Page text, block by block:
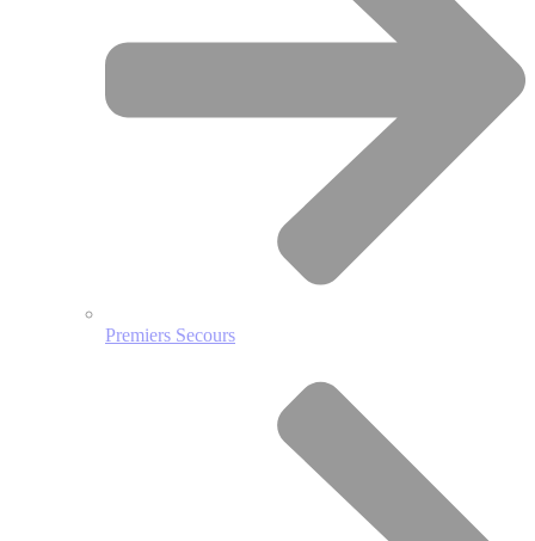
Premiers Secours